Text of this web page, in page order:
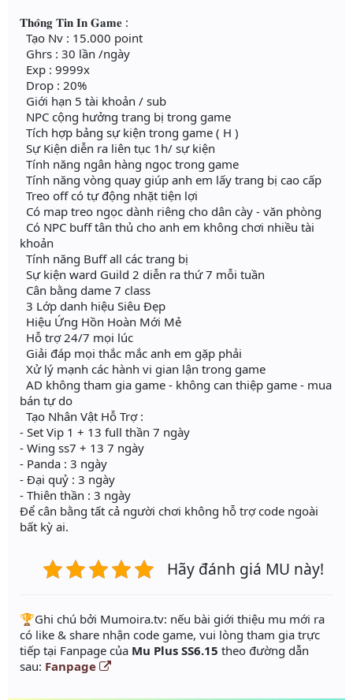
𝐓𝐡𝐨̂𝐧𝐠 𝐓𝐢𝐧 𝐈𝐧 𝐆𝐚𝐦𝐞 :
Tạo Nv : 15.000 point
Ghrs : 30 lần /ngày
Exp : 9999x
Drop : 20%
Giới hạn 5 tài khoản / sub
NPC cộng hưởng trang bị trong game
Tích hợp bảng sự kiện trong game ( H )
Sự Kiện diễn ra liên tục 1h/ sự kiện
Tính năng ngân hàng ngọc trong game
Tính năng vòng quay giúp anh em lấy trang bị cao cấp
Treo off có tự động nhặt tiện lợi
Có map treo ngọc dành riêng cho dân cày - văn phòng
Có NPC buff tân thủ cho anh em không chơi nhiều tài
khoản
Tính năng Buff all các trang bị
Sự kiện ward Guild 2 diễn ra thứ 7 mỗi tuần
Cân bằng dame 7 class
3 Lớp danh hiệu Siêu Đẹp
Hiệu Ứng Hồn Hoàn Mới Mẻ
Hỗ trợ 24/7 mọi lúc
Giải đáp mọi thắc mắc anh em gặp phải
Xử lý mạnh các hành vi gian lận trong game
AD không tham gia game - không can thiệp game - mua
bán tự do
Tạo Nhân Vật Hỗ Trợ :
- Set Vip 1 + 13 full thần 7 ngày
- Wing ss7 + 13 7 ngày
- Panda : 3 ngày
- Đại quỷ : 3 ngày
- Thiên thần : 3 ngày
Để cân bằng tất cả người chơi không hỗ trợ code ngoài
bất kỳ ai.
Hãy đánh giá MU này!
️🏆Ghi chú bởi Mumoira.tv: nếu bài giới thiệu mu mới ra
có like & share nhận code game, vui lòng tham gia trực
tiếp tại Fanpage của Mu Plus SS6.15 theo đường dẫn
sau: Fanpage